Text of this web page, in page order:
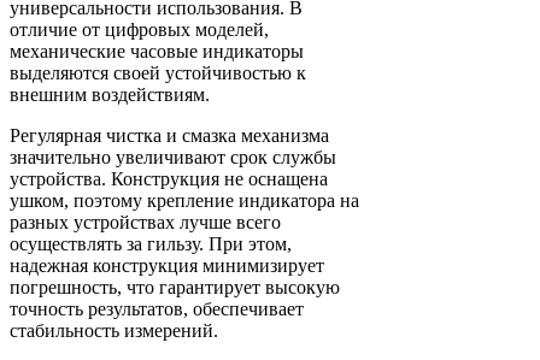
универсальности использования. В
отличие от цифровых моделей,
механические часовые индикаторы
выделяются своей устойчивостью к
внешним воздействиям.
Регулярная чистка и смазка механизма
значительно увеличивают срок службы
устройства. Конструкция не оснащена
ушком, поэтому крепление индикатора на
разных устройствах лучше всего
осуществлять за гильзу. При этом,
надежная конструкция минимизирует
погрешность, что гарантирует высокую
точность результатов, обеспечивает
стабильность измерений.